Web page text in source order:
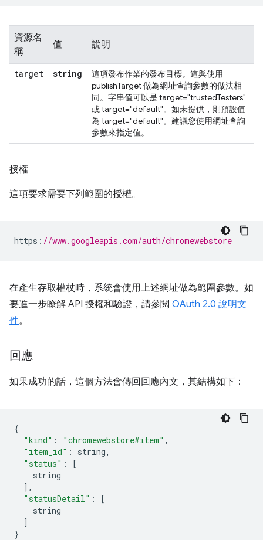
資源名
稱
值 說明
target string
這項發布作業的發布目標。這與使用
publishTarget 做為網址查詢參數的做法相
同。字串值可以是 target="trustedTesters"
或 target="default"。如未提供，則預設值
為 target="default"。建議您使用網址查詢
參數來指定值。
授權
這項要求需要下列範圍的授權。
https : //www.googleapis.com/auth/chromewebstore
在產生存取權杖時，系統會使用上述網址做為範圍參數。如
要進一步瞭解 API 授權和驗證，請參閱 OAuth 2.0 說明文
件。
回應
如果成功的話，這個方法會傳回回應內文，其結構如下：
{
"kind" : "chromewebstore#item" ,
"item_id" : string,
"status" :
[
string
],
"statusDetail" :
[
string
]
}